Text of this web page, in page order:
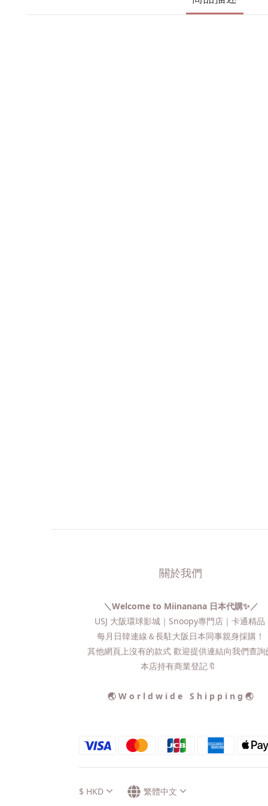
關於我們
＼Welcome to Miinanana 日本代購✨／
USJ 大阪環球影城｜Snoopy專門店｜卡通精
每月日韓連線＆長駐大阪日本同事親身採購！
其他網頁上沒有的款式 歡迎提供連結向我們查詢
本店持有商業登記🔖
🌏 W o r l d w i d e S h i p p i n g 🌏
$ HKD 繁體中文